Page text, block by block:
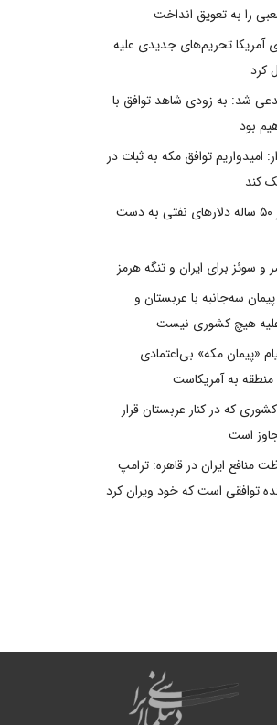
را به تعویق انداخت
آمریکا تحریم‌های جدیدی علیه
کرد
شد: به زودی شاهد توافق با
بود
امیدواریم توافق مکه به ثبات در
کند
پایان عمر ۵۰ ساله دلارهای نفتی به دست
و سوئز برای ایران و تنگه هرمز
سه‌جانبه با عربستان و
هیچ کشوری نیست
«پیمان مکه» بی‌اعتمادی
به آمریکاست
که در کنار عربستان قرار
است
منافع ایران در قاهره: ترامپ
توافقی است که خود ویران کرد